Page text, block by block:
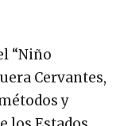
“Niño
Cervantes,
y